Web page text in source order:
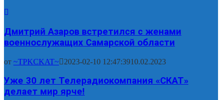
Дмитрий Азаров встретился с женами
военнослужащих Самарской области
от ~TPKCKAT~ 2023-02-10 12:47:3910.02.2023
Уже 30 лет Телерадиокомпания «СКАТ»
делает мир ярче!